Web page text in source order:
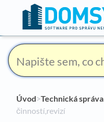
Úvod​>​Technická správa
činností,revizí